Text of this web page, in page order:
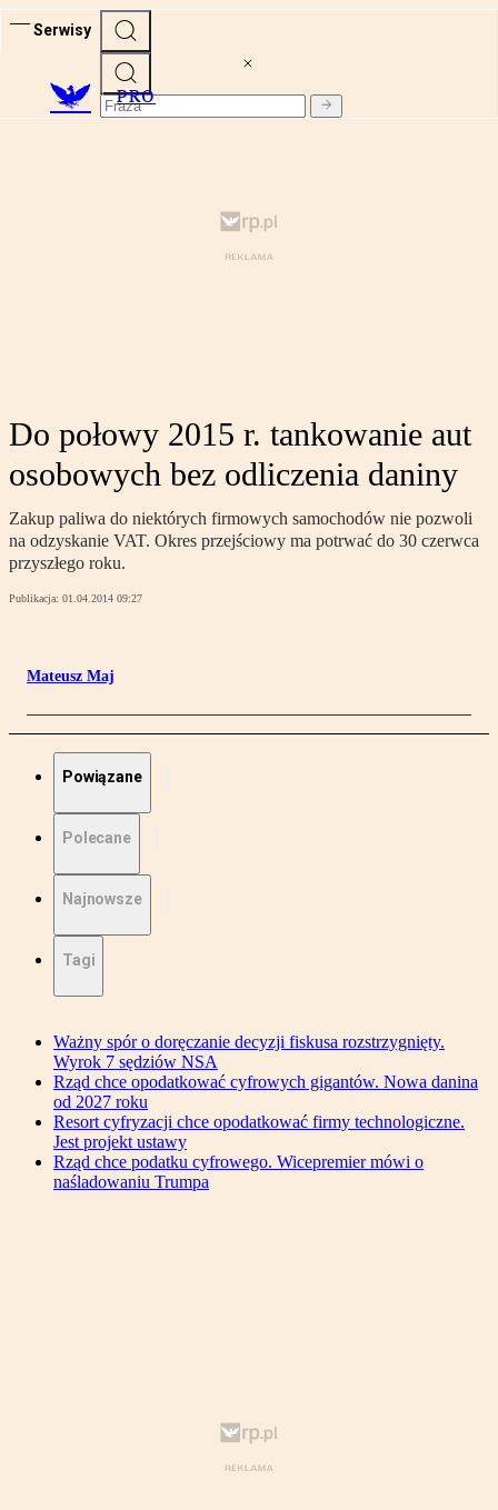
Serwisy
PRO
Do połowy 2015 r. tankowanie aut
osobowych bez odliczenia daniny
Zakup paliwa do niektórych firmowych samochodów nie pozwoli
na odzyskanie VAT. Okres przejściowy ma potrwać do 30 czerwca
przyszłego roku.
Publikacja: 01.04.2014 09:27
Mateusz Maj
Powiązane
Polecane
Najnowsze
Tagi
Ważny spór o doręczanie decyzji fiskusa rozstrzygnięty.
Wyrok 7 sędziów NSA
Rząd chce opodatkować cyfrowych gigantów. Nowa danina
od 2027 roku
Resort cyfryzacji chce opodatkować firmy technologiczne.
Jest projekt ustawy
Rząd chce podatku cyfrowego. Wicepremier mówi o
naśladowaniu Trumpa